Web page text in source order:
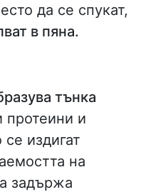
да се спукат,
в пяна.
тънка
протеини и
издигат
на
задържа